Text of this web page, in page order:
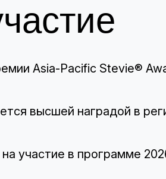
Asia-Pacific Stevie®
высшей наградой в
участие в программе